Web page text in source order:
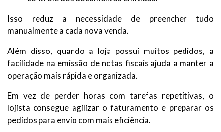
Isso reduz a necessidade de preencher tudo
manualmente a cada nova venda.
Além disso, quando a loja possui muitos pedidos, a
facilidade na emissão de notas fiscais ajuda a manter a
operação mais rápida e organizada.
Em vez de perder horas com tarefas repetitivas, o
lojista consegue agilizar o faturamento e preparar os
pedidos para envio com mais eficiência.